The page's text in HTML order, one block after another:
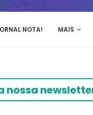
NOTA! MAIS
nossa